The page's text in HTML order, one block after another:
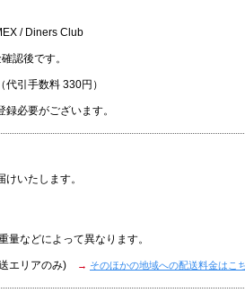
/ Diners Club
認後です。
引手数料 330円）
必要がございます。
いたします。
などによって異なります。
エリアのみ) → そのほかの地域への配送料金はこ